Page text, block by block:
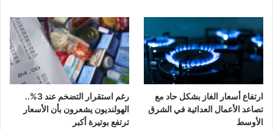
ارتفاع أسعار الغاز بشكل حاد مع
تصاعد الأعمال العدائية في الشرق
الأوسط
رغم استقرار التضخم عند 3%..
الهولنديون يشعرون بأن الأسعار
ترتفع بوتيرة أكبر